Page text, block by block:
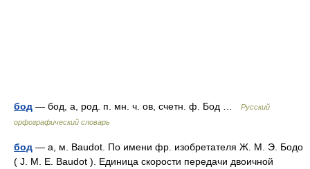
бод — бод, а, род. п. мн. ч. ов, счетн. ф. Бод …
Русский
орфографический словарь
бод — а, м. Baudot. По имени фр. изобретателя Ж. М. Э. Бодо
( J. M. E. Baudot ). Единица скорости передачи двоичной